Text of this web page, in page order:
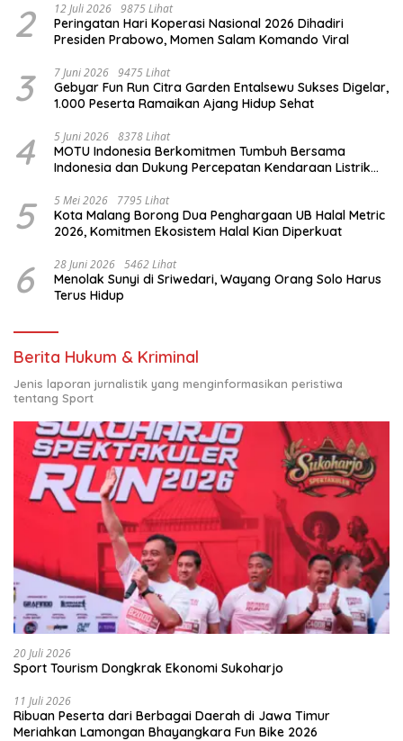
2 12 Juli 2026 9875 Lihat
Peringatan Hari Koperasi Nasional 2026 Dihadiri
Presiden Prabowo, Momen Salam Komando Viral
3 7 Juni 2026 9475 Lihat
Gebyar Fun Run Citra Garden Entalsewu Sukses Digelar,
1.000 Peserta Ramaikan Ajang Hidup Sehat
4 5 Juni 2026 8378 Lihat
MOTU Indonesia Berkomitmen Tumbuh Bersama
Indonesia dan Dukung Percepatan Kendaraan Listrik
5 5 Mei 2026 7795 Lihat
Kota Malang Borong Dua Penghargaan UB Halal Metric
2026, Komitmen Ekosistem Halal Kian Diperkuat
6 28 Juni 2026 5462 Lihat
Menolak Sunyi di Sriwedari, Wayang Orang Solo Harus
Terus Hidup
Berita Hukum & Kriminal
Jenis laporan jurnalistik yang menginformasikan peristiwa
tentang Sport
20 Juli 2026
Sport Tourism Dongkrak Ekonomi Sukoharjo
11 Juli 2026
Ribuan Peserta dari Berbagai Daerah di Jawa Timur
Meriahkan Lamongan Bhayangkara Fun Bike 2026